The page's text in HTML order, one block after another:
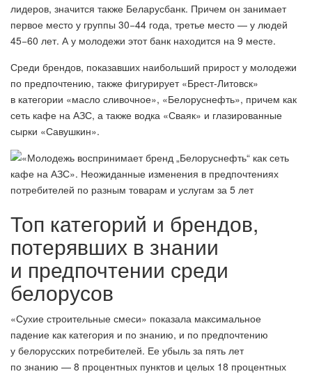
лидеров, значится также Беларусбанк. Причем он занимает
первое место у группы 30−44 года, третье место — у людей
45−60 лет. А у молодежи этот банк находится на 9 месте.
Среди брендов, показавших наибольший прирост у молодежи
по предпочтению, также фигурирует «Брест-Литовск»
в категории «масло сливочное», «Белоруснефть», причем как
сеть кафе на АЗС, а также водка «Сваяк» и глазированные
сырки «Савушкин».
Топ категорий и брендов,
потерявших в знании
и предпочтении среди
белорусов
«Сухие строительные смеси» показала максимальное
падение как категория и по знанию, и по предпочтению
у белорусских потребителей. Ее убыль за пять лет
по знанию — 8 процентных пунктов и целых 18 процентных